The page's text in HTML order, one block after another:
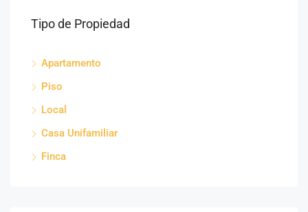
Tipo de Propiedad
Apartamento
Piso
Local
Casa Unifamiliar
Finca